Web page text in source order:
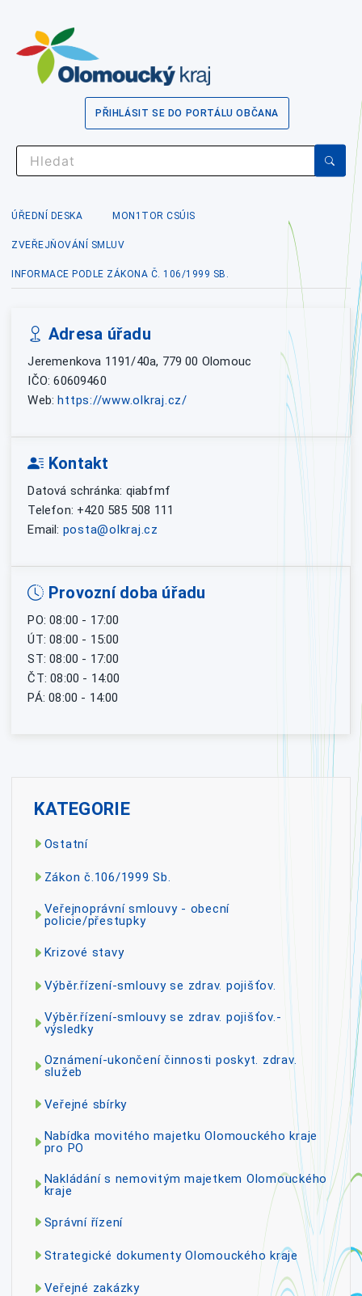
PŘIHLÁSIT SE DO PORTÁLU OBČANA
ÚŘEDNÍ DESKA MON1TOR CSÚIS
ZVEŘEJŇOVÁNÍ SMLUV
INFORMACE PODLE ZÁKONA Č. 106/1999 SB.
Adresa úřadu
Jeremenkova 1191/40a, 779 00 Olomouc
IČO: 60609460
Web: https://www.olkraj.cz/
Kontakt
Datová schránka: qiabfmf
Telefon: +420 585 508 111
Email: posta@olkraj.cz
Provozní doba úřadu
PO: 08:00 - 17:00
ÚT: 08:00 - 15:00
ST: 08:00 - 17:00
ČT: 08:00 - 14:00
PÁ: 08:00 - 14:00
KATEGORIE
Ostatní
Zákon č.106/1999 Sb.
Veřejnoprávní smlouvy - obecní
policie/přestupky
Krizové stavy
Výběr.řízení-smlouvy se zdrav. pojišťov.
Výběr.řízení-smlouvy se zdrav. pojišťov.-
výsledky
Oznámení-ukončení činnosti poskyt. zdrav.
služeb
Veřejné sbírky
Nabídka movitého majetku Olomouckého kraje
pro PO
Nakládání s nemovitým majetkem Olomouckého
kraje
Správní řízení
Strategické dokumenty Olomouckého kraje
Veřejné zakázky